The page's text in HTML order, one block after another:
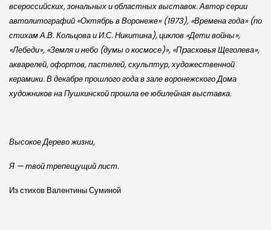
всероссийских, зональных и областных выставок. Автор серии
автолитографий «Октябрь в Воронеже» (1973), «Времена года» (по
стихам А.В. Кольцова и И.С. Никитина), циклов «Дети войны»,
«Лебеди», «Земля и небо (думы о космосе)», «Пpасковья Щеголева»,
акварелей, офортов, пастелей, скульптур, художественной
керамики. В декабре прошлого года в зале воронежского Дома
художников на Пушкинской прошла ее юбилейная выставка.
Высокое Дерево жизни,
Я — твой трепещущий лист.
Из стихов Валентины Суминой